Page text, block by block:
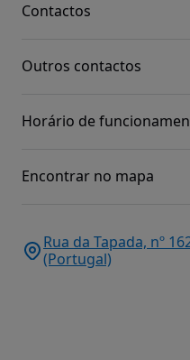
Contactos
Outros contactos
Horário de
Encontrar no mapa
Rua da Tapada, nº
(Portugal)